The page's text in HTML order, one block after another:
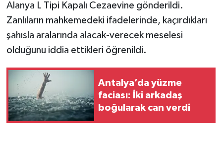
Alanya L Tipi Kapalı Cezaevine gönderildi.
Zanlıların mahkemedeki ifadelerinde, kaçırdıkları
şahısla aralarında alacak-verecek meselesi
olduğunu iddia ettikleri öğrenildi.
Antalya’da yüzme
faciası: İki arkadaş
boğularak can verdi